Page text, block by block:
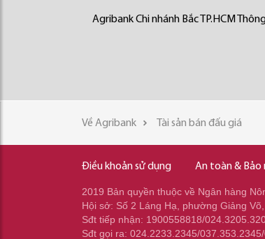
Agribank Chi nhánh Bắc TP.HCM
Về Agribank Tài sản bán đấu giá
Điều khoản sử dụng An toàn & Bảo
2019 Bản quyền thuộc về Ngân hàng
Hội sở: Số 2 Láng Hạ, phường Giảng
Sđt tiếp nhận: 1900558818/
Sđt gọi ra: 024.2233.2345/